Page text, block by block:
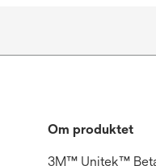
Om produktet
3M™ Unitek™